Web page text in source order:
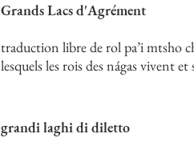
Grands Lacs d'Agrément
traduction libre de rol pa’i mtsho
lesquels les rois des nágas vivent
grandi laghi di diletto